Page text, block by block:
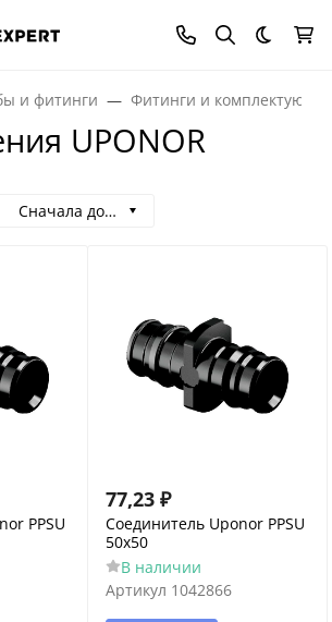
Темная
и фитинги Фитинги и
UPONOR
Сначала дорогие
PPSU
77,23 ₽
Соединитель Uponor PPSU
50x50
В наличии
Артикул 1042866